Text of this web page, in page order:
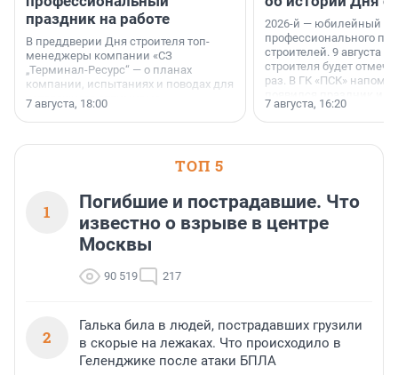
праздник на работе
В преддверии Дня строителя топ-
менеджеры компании «СЗ
„Терминал-Ресурс“ — о планах
компании, испытаниях и поводах для
осторожного оптимизма.
7 августа, 18:00
2026-й — юбилейный
профессионального
строителей. 9 августа
строителя будет
раз. В ГК «ПСК»
поменялась роль
7 августа, 16:20
ТОП 5
1
Погибшие и пострадавшие. Что
известно о взрыве в центре
Москвы
90 519 217
2
Галька била в людей, пострадавших грузили
в скорые на лежаках. Что происходило в
Геленджике после атаки БПЛА